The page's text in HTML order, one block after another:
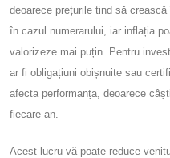
deoarece prețurile tind să
în cazul numerarului, iar inflația
valorizeze mai puțin. Pentru
ar fi obligațiuni obișnuite sau
afecta performanța, deoarece
fiecare an.
Acest lucru vă poate reduce